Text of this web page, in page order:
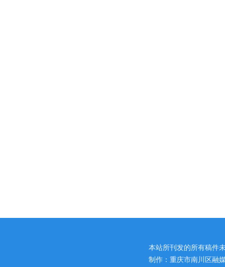
本站所刊发的所有稿件
制作：重庆市南川区融